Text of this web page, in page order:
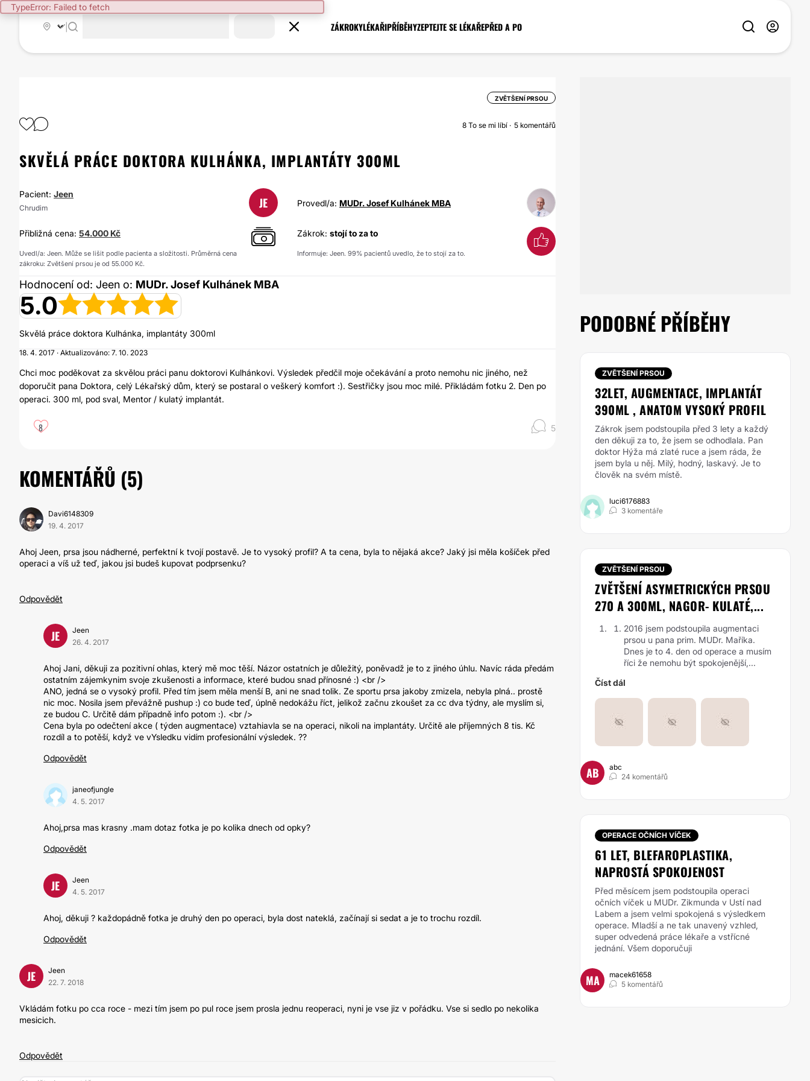
TypeError: Failed to fetch
ZÁKROKYLÉKAŘIPŘÍBĚHYZEPTEJTE SE LÉKAŘEPŘED A PO
ZVĚTŠENÍ PRSOU
8 To se mi líbí 5 komentářů
SKVĚLÁ PRÁCE DOKTORA KULHÁNKA, IMPLANTÁTY 300ML
Pacient: Jeen
Chrudim JE Provedl/a: MUDr. Josef Kulhánek MBA
Přibližná cena: 54.000 Kč
Uvedl/a: Jeen. Může se lišit podle pacienta a složitosti. Průměrná cena
zákroku: Zvětšení prsou je od 55.000 Kč.
Zákrok: stojí to za to
Informuje: Jeen. 99% pacientů uvedlo, že to stojí za to.
Hodnocení od: Jeen o: MUDr. Josef Kulhánek MBA
5.0
Skvělá práce doktora Kulhánka, implantáty 300ml
18. 4. 2017 · Aktualizováno: 7. 10. 2023
Chci moc poděkovat za skvělou práci panu doktorovi Kulhánkovi. Výsledek předčil moje očekávání a proto nemohu nic jiného, než
doporučit pana Doktora, celý Lékařský dům, který se postaral o veškerý komfort :). Sestřičky jsou moc milé. Přikládám fotku 2. Den po
operaci. 300 ml, pod sval, Mentor / kulatý implantát.
8 5
KOMENTÁŘŮ (5)
Davi6148309
19. 4. 2017
Ahoj Jeen, prsa jsou nádherné, perfektní k tvojí postavě. Je to vysoký profil? A ta cena, byla to nějaká akce? Jaký jsi měla košíček před
operaci a víš už teď, jakou jsi budeš kupovat podprsenku?
Odpovědět
JE
Jeen
26. 4. 2017
Ahoj Jani, děkuji za pozitivní ohlas, který mě moc těší. Názor ostatních je důležitý, poněvadž je to z jiného úhlu. Navíc ráda předám
ostatním zájemkynim svoje zkušenosti a informace, které budou snad přínosné :) <br />
ANO, jedná se o vysoký profil. Před tím jsem měla menší B, ani ne snad tolik. Ze sportu prsa jakoby zmizela, nebyla plná.. prostě
nic moc. Nosila jsem převážně pushup :) co bude teď, úplně nedokážu říct, jelikož začnu zkoušet za cc dva týdny, ale myslím si,
ze budou C. Určitě dám případně info potom :). <br />
Cena byla po odečtení akce ( týden augmentace) vztahiavla se na operaci, nikoli na implantáty. Určitě ale příjemných 8 tis. Kč
rozdíl a to potěší, když ve vYsledku vidím profesionální výsledek. ??
Odpovědět
janeofjungle
4. 5. 2017
Ahoj,prsa mas krasny .mam dotaz fotka je po kolika dnech od opky?
Odpovědět
JE
Jeen
4. 5. 2017
Ahoj, děkuji ? každopádně fotka je druhý den po operaci, byla dost nateklá, začínají si sedat a je to trochu rozdíl.
Odpovědět
JE
Jeen
22. 7. 2018
Vkládám fotku po cca roce - mezi tím jsem po pul roce jsem prosla jednu reoperaci, nyni je vse jiz v pořádku. Vse si sedlo po nekolika
mesicich.
Odpovědět
PODOBNÉ PŘÍBĚHY
ZVĚTŠENÍ PRSOU
32LET, AUGMENTACE, IMPLANTÁT
390ML , ANATOM VYSOKÝ PROFIL
Zákrok jsem podstoupila před 3 lety a každý
den děkuji za to, že jsem se odhodlala. Pan
doktor Hýža má zlaté ruce a jsem ráda, že
jsem byla u něj. Milý, hodný, laskavý. Je to
člověk na svém místě.
luci6176883
3 komentáře
ZVĚTŠENÍ PRSOU
ZVĚTŠENÍ ASYMETRICKÝCH PRSOU
270 A 300ML, NAGOR- KULATÉ,...
2016 jsem podstoupila augmentaci
prsou u pana prim. MUDr. Maříka.
Dnes je to 4. den od operace a musím
říci že nemohu být spokojenější,...
Číst dál
AB
abc
24 komentářů
OPERACE OČNÍCH VÍČEK
61 LET, BLEFAROPLASTIKA,
NAPROSTÁ SPOKOJENOST
Před měsícem jsem podstoupila operaci
očních víček u MUDr. Zikmunda v Ustí nad
Labem a jsem velmi spokojená s výsledkem
operace. Mladší a ne tak unavený vzhled,
super odvedená práce lékaře a vstřícné
jednání. Všem doporučuji
MA
macek61658
5 komentářů